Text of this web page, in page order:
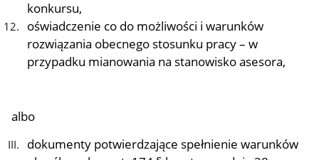
konkursu,
oświadczenie co do możliwości i warunków
rozwiązania obecnego stosunku pracy – w
przypadku mianowania na stanowisko asesora,
albo
dokumenty potwierdzające spełnienie warunków